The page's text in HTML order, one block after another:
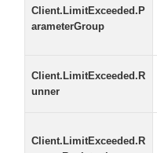
Client.LimitExceeded.P
arameterGroup
Client.LimitExceeded.R
unner
Client.LimitExceeded.R